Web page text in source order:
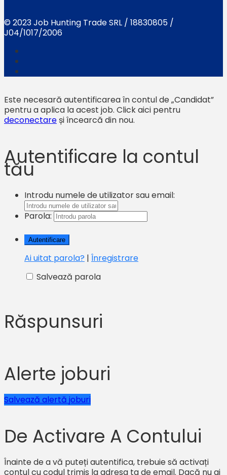
© 2023 Job Hunting Trade SRL / 18830805 /
J04/1017/2006
Este necesară autentificarea în contul de „Candidat”
pentru a aplica la acest job. Click aici pentru
deconectare și încearcă din nou.
Autentificare la contul
tău
Introdu numele de utilizator sau email:
Parola:
Ai uitat parola? | Înregistrare
Salvează parola
Răspunsuri
Alerte joburi
Salvează alertă joburi
De Activare A Contului
Înainte de a vă puteți autentifica, trebuie să activați
contul cu codul trimis la adresa ta de email. Dacă nu ai